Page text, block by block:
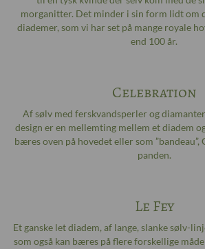
morganitter. Det minder i sin form lidt om
diademer, som vi har set på mange royale
end 100 år.
Celebration
Af sølv med ferskvandsperler og
design er en mellemting mellem et diadem
bæres oven på hovedet eller som ”bandeau”,
panden.
Le Fey
Et ganske let diadem, af lange, slanke sølv-
som også kan bæres på flere forskellige